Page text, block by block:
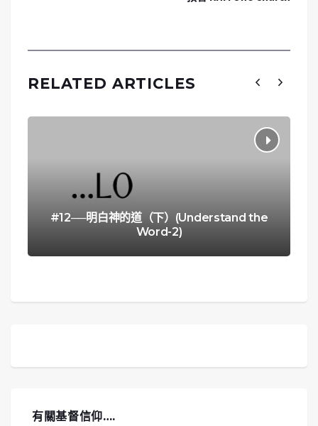
RELATED ARTICLES
#12──明白神的道（下）(Understand the
Word-2)
有關基督信仰….